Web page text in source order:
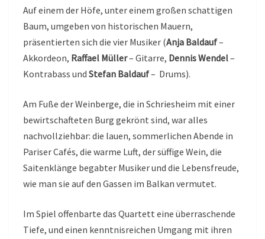
Auf einem der Höfe, unter einem großen schattigen
Baum, umgeben von historischen Mauern,
präsentierten sich die vier Musiker (Anja Baldauf–
Akkordeon, Raffael Müller– Gitarre, Dennis Wendel–
Kontrabass und Stefan Baldauf– Drums).
Am Fuße der Weinberge, die in Schriesheim mit einer
bewirtschafteten Burg gekrönt sind, war alles
nachvollziehbar: die lauen, sommerlichen Abende in
Pariser Cafés, die warme Luft, der süffige Wein, die
Saitenklänge begabter Musiker und die Lebensfreude,
wie man sie auf den Gassen im Balkan vermutet.
Im Spiel offenbarte das Quartett eine überraschende
Tiefe, und einen kenntnisreichen Umgang mit ihren